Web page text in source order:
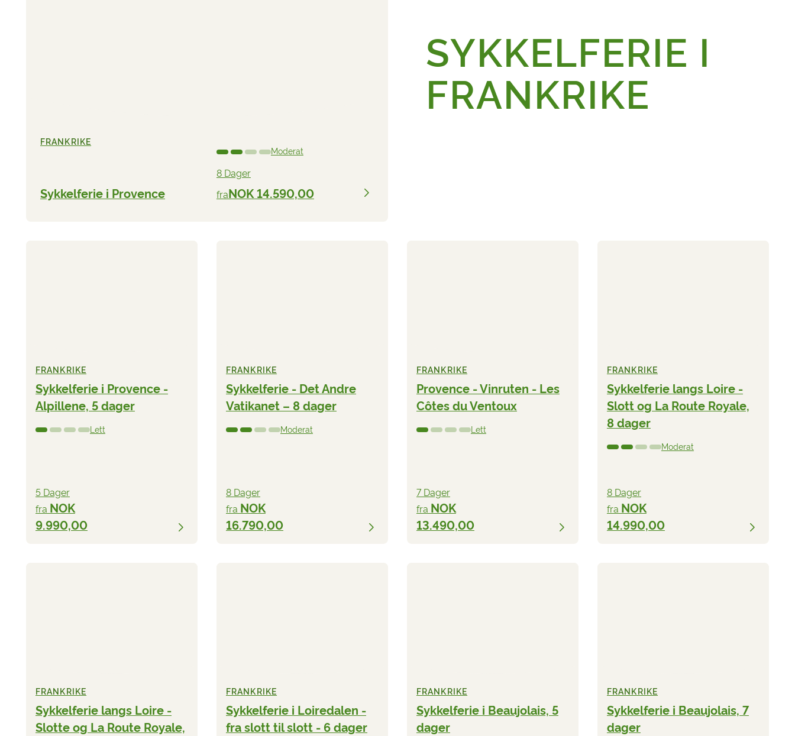
FRANKRIKE
Sykkelferie i Provence
Moderat
8 Dager
fra NOK 14.590,00
SYKKELFERIE I
FRANKRIKE
FRANKRIKE
Sykkelferie i Provence -
Alpillene, 5 dager
Lett
5 Dager
fra NOK
9.990,00
FRANKRIKE
Sykkelferie - Det Andre
Vatikanet – 8 dager
Moderat
8 Dager
fra NOK
16.790,00
FRANKRIKE
Provence - Vinruten - Les
Côtes du Ventoux
Lett
7 Dager
fra NOK
13.490,00
FRANKRIKE
Sykkelferie langs Loire -
Slott og La Route Royale,
8 dager
Moderat
8 Dager
fra NOK
14.990,00
FRANKRIKE
Sykkelferie langs Loire -
Slotte og La Route Royale,
FRANKRIKE
Sykkelferie i Loiredalen -
fra slott til slott - 6 dager
FRANKRIKE
Sykkelferie i Beaujolais, 5
dager
FRANKRIKE
Sykkelferie i Beaujolais, 7
dager